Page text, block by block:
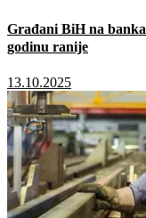
Građani BiH na
godinu ranije
13.10.2025